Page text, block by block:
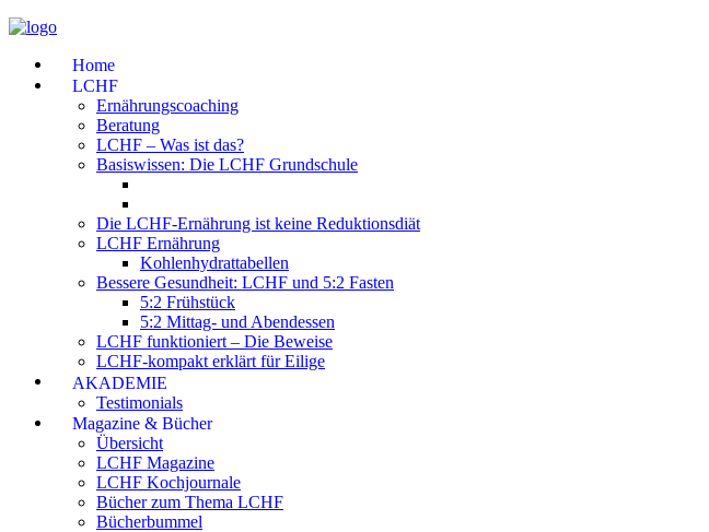
Home
LCHF
Ernährungscoaching
Beratung
LCHF – Was ist das?
Basiswissen: Die LCHF Grundschule
Die LCHF-Ernährung ist keine Reduktionsdiät
LCHF Ernährung
Kohlenhydrattabellen
Bessere Gesundheit: LCHF und 5:2 Fasten
5:2 Frühstück
5:2 Mittag- und Abendessen
LCHF funktioniert – Die Beweise
LCHF-kompakt erklärt für Eilige
AKADEMIE
Testimonials
Magazine & Bücher
Übersicht
LCHF Magazine
LCHF Kochjournale
Bücher zum Thema LCHF
Bücherbummel